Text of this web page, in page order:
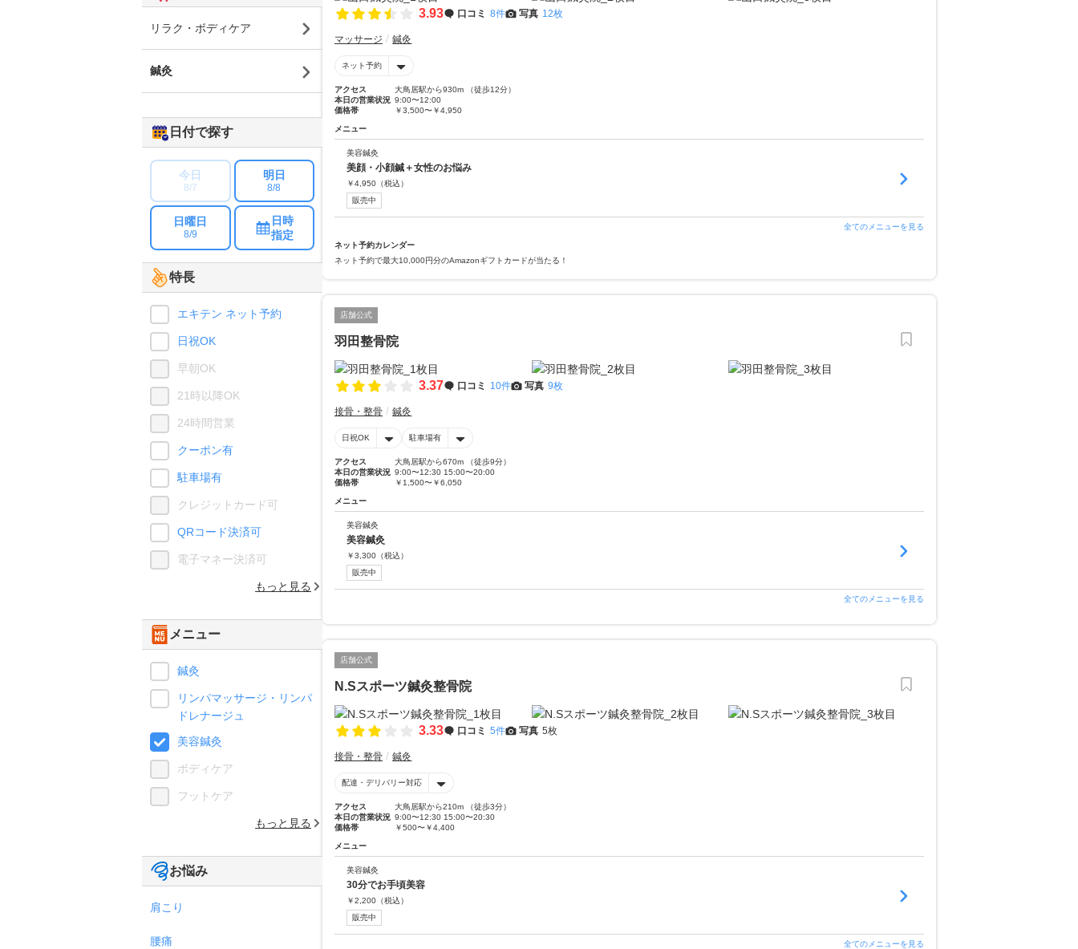
3.93 口コミ 8件 写真 12枚
マッサージ 鍼灸
ネット予約
アクセス
大鳥居駅から930m （徒歩12分）
本日の営業状況 9:00〜12:00
価格帯
￥3,500〜￥4,950
メニュー
美容鍼灸
美顔・小顔鍼＋女性のお悩み
￥4,950 （税込）
販売中
全てのメニューを見る
ネット予約カレンダー
ネット予約で最大10,000円分のAmazonギフトカードが当たる！
店舗公式
羽田整骨院
3.37 口コミ 10件 写真 9枚
接骨・整骨 鍼灸
日祝OK 駐車場有
アクセス
大鳥居駅から670m （徒歩9分）
本日の営業状況 9:00〜12:30 15:00〜20:00
価格帯
￥1,500〜￥6,050
メニュー
美容鍼灸
美容鍼灸
￥3,300 （税込）
販売中
全てのメニューを見る
店舗公式
N.Sスポーツ鍼灸整骨院
3.33 口コミ 5件 写真 5枚
接骨・整骨 鍼灸
配達・デリバリー対応
アクセス
大鳥居駅から210m （徒歩3分）
本日の営業状況 9:00〜12:30 15:00〜20:30
価格帯
￥500〜￥4,400
メニュー
美容鍼灸
30分でお手頃美容
￥2,200 （税込）
販売中
全てのメニューを見る
リラク・ボディケア
鍼灸
日付で探す
今日
8/7
明日
8/8
日曜日
8/9
日時
指定
特長
エキテン ネット予約
日祝OK
早朝OK
21時以降OK
24時間営業
クーポン有
駐車場有
クレジットカード可
QRコード決済可
電子マネー決済可
もっと見る
メニュー
鍼灸
リンパマッサージ・リンパ
ドレナージュ
美容鍼灸
ボディケア
フットケア
もっと見る
お悩み
肩こり
腰痛